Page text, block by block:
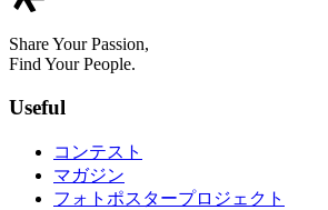
Share Your Passion,
Find Your People.
Useful
コンテスト
マガジン
フォトポスタープロジェクト